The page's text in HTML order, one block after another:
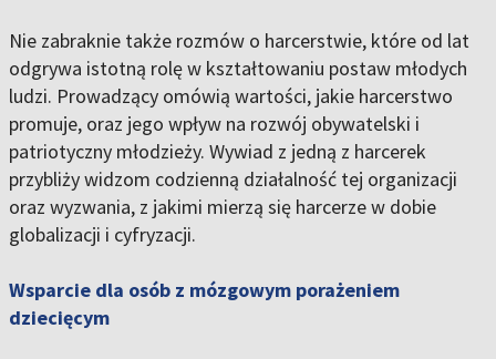
Nie zabraknie także rozmów o harcerstwie, które od lat
odgrywa istotną rolę w kształtowaniu postaw młodych
ludzi. Prowadzący omówią wartości, jakie harcerstwo
promuje, oraz jego wpływ na rozwój obywatelski i
patriotyczny młodzieży. Wywiad z jedną z harcerek
przybliży widzom codzienną działalność tej organizacji
oraz wyzwania, z jakimi mierzą się harcerze w dobie
globalizacji i cyfryzacji.
Wsparcie dla osób z mózgowym porażeniem
dziecięcym